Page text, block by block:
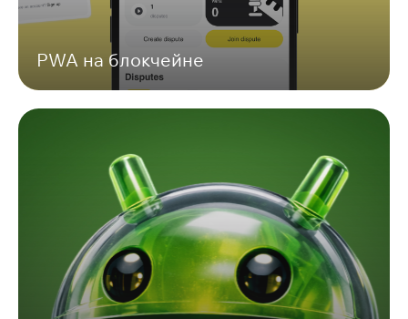
PWA на блокчейне